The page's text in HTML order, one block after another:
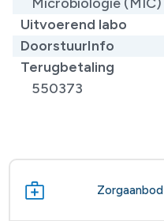
Uitvoerend labo
DoorstuurInfo
Terugbetaling
550373
Zorgaanbod